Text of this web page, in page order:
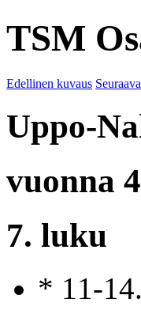
TSM
Edellinen kuvaus
Uppo-
vuonna
7. luku
* 11-